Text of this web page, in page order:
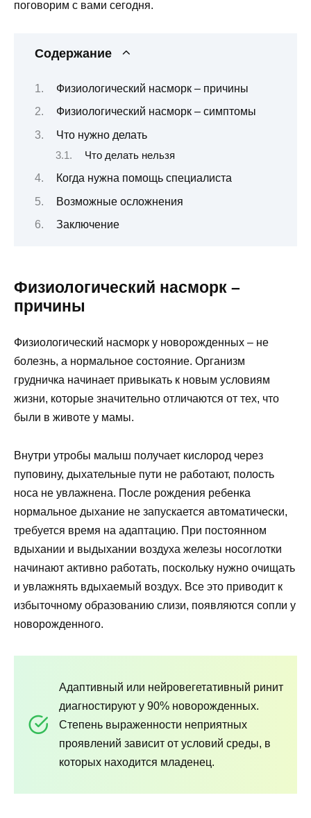
поговорим с вами сегодня.
Содержание
Физиологический насморк – причины
Физиологический насморк – симптомы
Что нужно делать
Что делать нельзя
Когда нужна помощь специалиста
Возможные осложнения
Заключение
Физиологический насморк –
причины
Физиологический насморк у новорожденных – не
болезнь, а нормальное состояние. Организм
грудничка начинает привыкать к новым условиям
жизни, которые значительно отличаются от тех, что
были в животе у мамы.
Внутри утробы малыш получает кислород через
пуповину, дыхательные пути не работают, полость
носа не увлажнена. После рождения ребенка
нормальное дыхание не запускается автоматически,
требуется время на адаптацию. При постоянном
вдыхании и выдыхании воздуха железы носоглотки
начинают активно работать, поскольку нужно очищать
и увлажнять вдыхаемый воздух. Все это приводит к
избыточному образованию слизи, появляются сопли у
новорожденного.
Адаптивный или нейровегетативный ринит
диагностируют у 90% новорожденных.
Степень выраженности неприятных
проявлений зависит от условий среды, в
которых находится младенец.